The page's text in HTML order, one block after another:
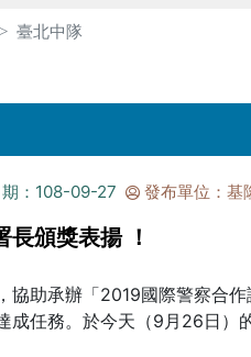
臺北中隊
：108-09-27 發布單位：基
頒獎表揚 ！
助承辦「2019國際警察合作
成任務。於今天（9月26日）